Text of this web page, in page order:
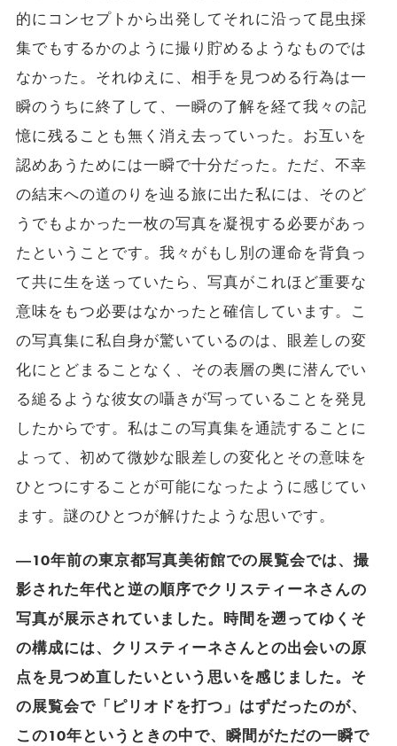
的にコンセプトから出発してそれに沿って昆虫採
集でもするかのように撮り貯めるようなものでは
なかった。それゆえに、相手を見つめる行為は一
瞬のうちに終了して、一瞬の了解を経て我々の記
憶に残ることも無く消え去っていった。お互いを
認めあうためには一瞬で十分だった。ただ、不幸
の結末への道のりを辿る旅に出た私には、そのど
うでもよかった一枚の写真を凝視する必要があっ
たということです。我々がもし別の運命を背負っ
て共に生を送っていたら、写真がこれほど重要な
意味をもつ必要はなかったと確信しています。こ
の写真集に私自身が驚いているのは、眼差しの変
化にとどまることなく、その表層の奥に潜んでい
る縋るような彼女の囁きが写っていることを発見
したからです。私はこの写真集を通読することに
よって、初めて微妙な眼差しの変化とその意味を
ひとつにすることが可能になったように感じてい
ます。謎のひとつが解けたような思いです。
―10年前の東京都写真美術館での展覧会では、撮
影された年代と逆の順序でクリスティーネさんの
写真が展示されていました。時間を遡ってゆくそ
の構成には、クリスティーネさんとの出会いの原
点を見つめ直したいという思いを感じました。そ
の展覧会で「ピリオドを打つ」はずだったのが、
この10年というときの中で、瞬間がただの一瞬で